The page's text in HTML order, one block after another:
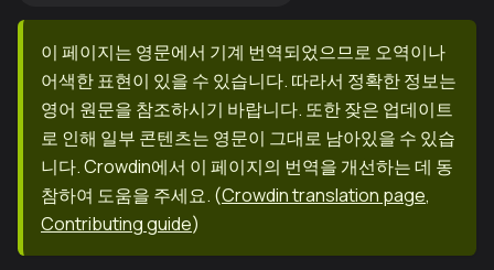
이 페이지는 영문에서 기계 번역되었으므로 오역이나
어색한 표현이 있을 수 있습니다. 따라서 정확한 정보는
영어 원문을 참조하시기 바랍니다. 또한 잦은 업데이트
로 인해 일부 콘텐츠는 영문이 그대로 남아있을 수 있습
니다. Crowdin에서 이 페이지의 번역을 개선하는 데 동
참하여 도움을 주세요. (Crowdin translation page,
Contributing guide)